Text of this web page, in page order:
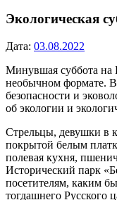
Экологическая
Дата: 03.08.2022
Минувшая суббота на
необычном формате.
безопасности и
об экологии и
Стрельцы, девушки в
покрытой белым
полевая кухня,
Исторический парк
посетителям, каким
тогдашнего Русского